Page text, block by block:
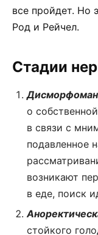
все пройдет. Но
Род и Рейчел.
Стадии
о
в связи с
подавленное
возникают
в еде, поиск
стойкого